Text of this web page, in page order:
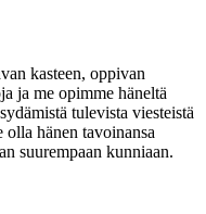
kasteen, oppivan
ja me opimme häneltä
tulevista viesteistä
olla hänen tavoinansa
suurempaan kunniaan.